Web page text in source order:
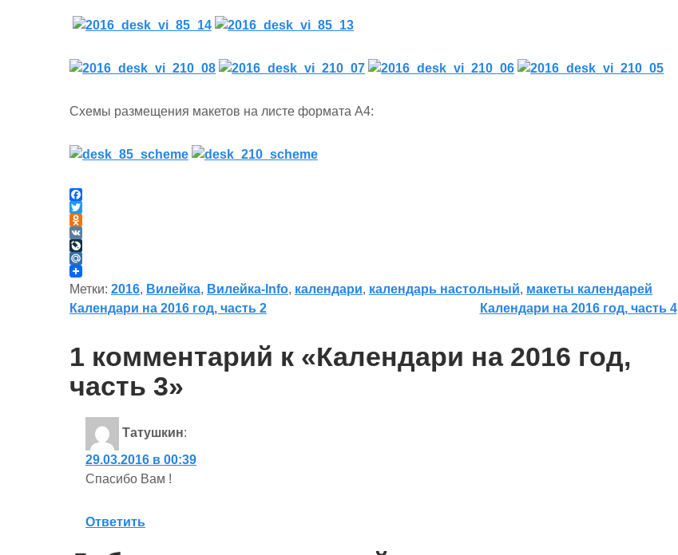
Схемы размещения макетов на листе формата A4:
F
a
c
e
b
o
o
k
T
w
i
t
t
e
r
O
d
n
o
k
l
a
n
i
i
V
K
L
i
v
e
J
r
n
l
M
a
i
l
u
Метки: 2016, Вилейка, Вилейка-Info, календари, календарь настольный, макеты календарей
Навигация
по
записям
Календари на 2016 год, часть 2 Календари на 2016 год, часть 4
1 комментарий к «Календари на 2016 год,
часть 3»
Татушкин:
29.03.2016 в 00:39
Спасибо Вам !
Ответить